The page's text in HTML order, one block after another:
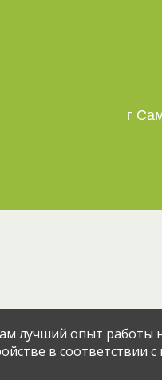
г
лучший опыт работы
в соответствии